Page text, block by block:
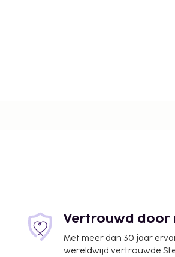
Vertrouwd door
Met meer dan 30 jaar
wereldwijd vertrouwde